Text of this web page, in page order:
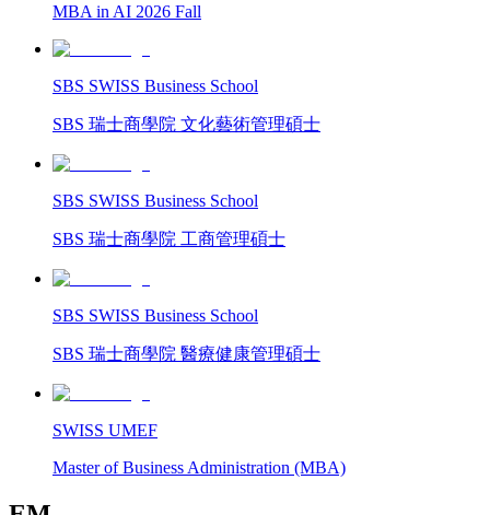
MBA in AI 2026 Fall
SBS SWISS Business School
SBS 瑞士商學院 文化藝術管理碩士
SBS SWISS Business School
SBS 瑞士商學院 工商管理碩士
SBS SWISS Business School
SBS 瑞士商學院 醫療健康管理碩士
SWISS UMEF
Master of Business Administration (MBA)